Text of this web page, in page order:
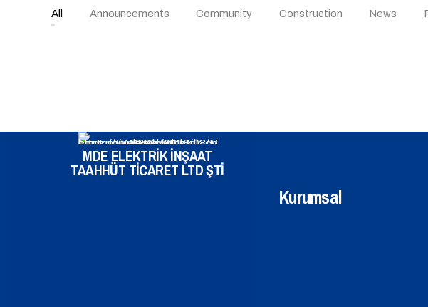
All Announcements Community Construction News
MDE ELEKTRİK İNŞAAT
TAAHHÜT TİCARET LTD ŞTİ
Kurumsal